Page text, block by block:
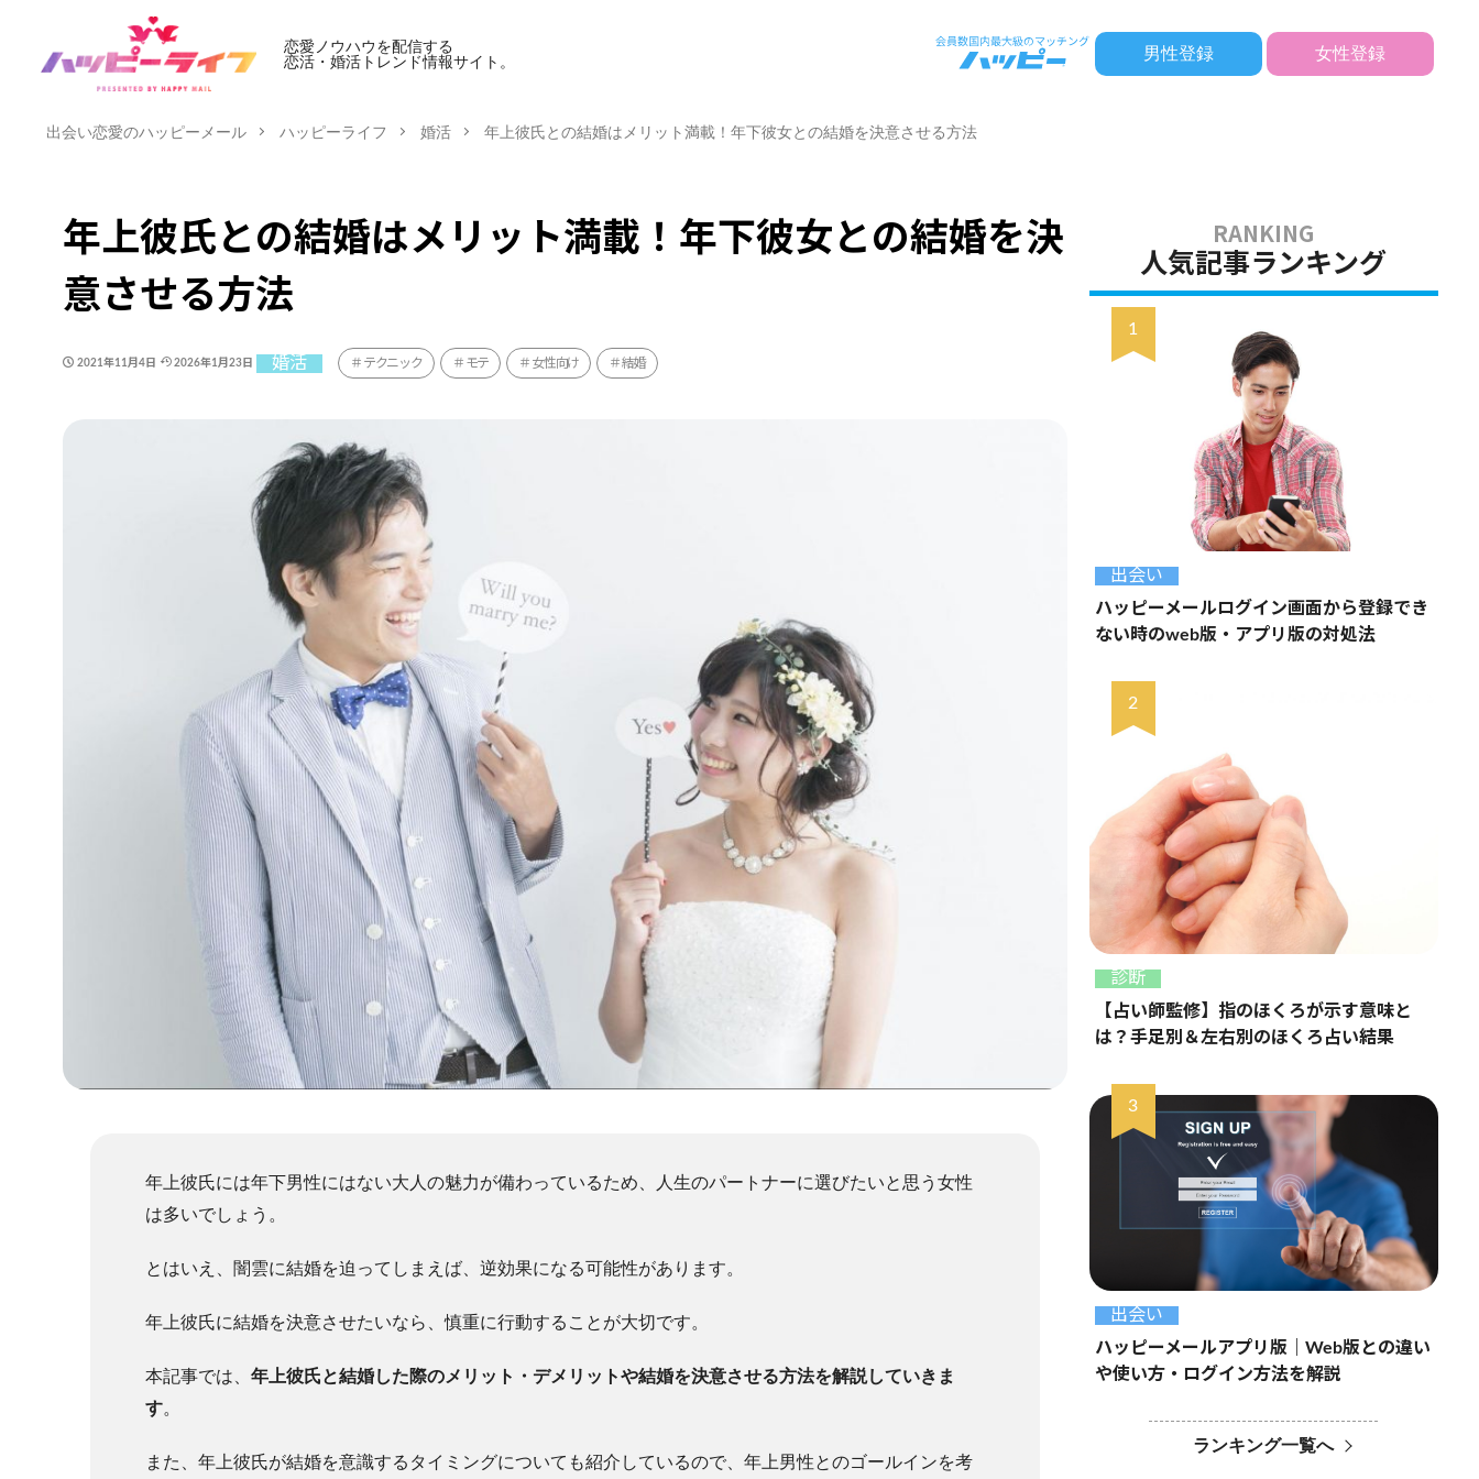
恋愛ノウハウを配信する
恋活・婚活トレンド情報サイト。
男性登録 女性登録
出会い恋愛のハッピーメール ハッピーライフ 婚活 年上彼氏との結婚はメリット満載！年下彼女との結婚を決意させる方法
年上彼氏との結婚はメリット満載！年下彼女との結婚を決
意させる方法
2021年11月4日 2026年1月23日 婚活 テクニック モテ 女性向け 結婚
年上彼氏には年下男性にはない大人の魅力が備わっているため、人生のパートナーに選びたいと思う女性
は多いでしょう。
とはいえ、闇雲に結婚を迫ってしまえば、逆効果になる可能性があります。
年上彼氏に結婚を決意させたいなら、慎重に行動することが大切です。
本記事では、 年上彼氏と結婚した際のメリット・デメリットや結婚を決意させる方法を解説していきま
す。
また、年上彼氏が結婚を意識するタイミングについても紹介しているので、年上男性とのゴールインを考
人気記事ランキング
出会い
ハッピーメールログイン画面から登録でき
ない時のweb版・アプリ版の対処法
診断
【占い師監修】指のほくろが示す意味と
は？手足別＆左右別のほくろ占い結果
出会い
ハッピーメールアプリ版｜Web版との違い
や使い方・ログイン方法を解説
ランキング一覧へ